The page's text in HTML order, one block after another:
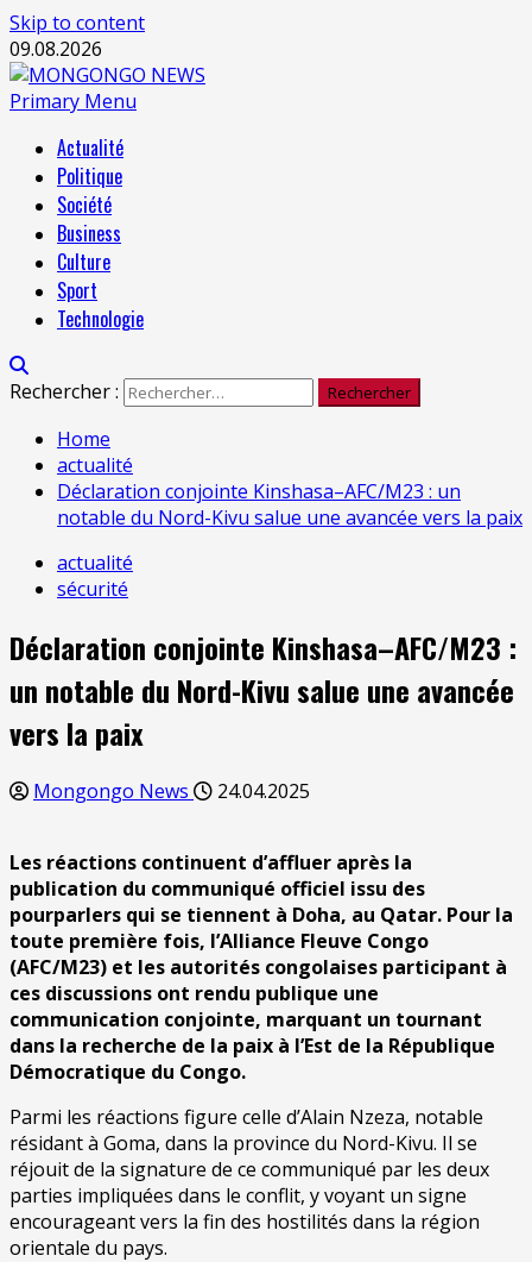
Skip to content
09.08.2026
Primary Menu
Actualité
Politique
Société
Business
Culture
Sport
Technologie
Rechercher :
Home
actualité
Déclaration conjointe Kinshasa–AFC/M23 : un
notable du Nord-Kivu salue une avancée vers la paix
actualité
sécurité
Déclaration conjointe Kinshasa–AFC/M23 :
un notable du Nord-Kivu salue une avancée
vers la paix
Mongongo News 24.04.2025
Les réactions continuent d’affluer après la
publication du communiqué officiel issu des
pourparlers qui se tiennent à Doha, au Qatar. Pour la
toute première fois, l’Alliance Fleuve Congo
(AFC/M23) et les autorités congolaises participant à
ces discussions ont rendu publique une
communication conjointe, marquant un tournant
dans la recherche de la paix à l’Est de la République
Démocratique du Congo.
Parmi les réactions figure celle d’Alain Nzeza, notable
résidant à Goma, dans la province du Nord-Kivu. Il se
réjouit de la signature de ce communiqué par les deux
parties impliquées dans le conflit, y voyant un signe
encourageant vers la fin des hostilités dans la région
orientale du pays.